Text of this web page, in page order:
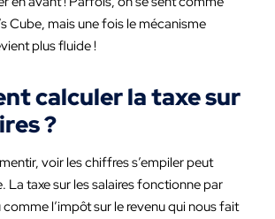
Cube, mais une fois le mécanisme
plus fluide !
calculer la taxe sur
?
voir les chiffres s’empiler peut
La taxe sur les salaires fonctionne par
l’impôt sur le revenu qui nous fait